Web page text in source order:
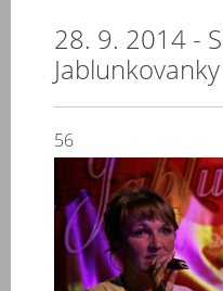
28. 9. 2014 -
Jablunkovanky
56